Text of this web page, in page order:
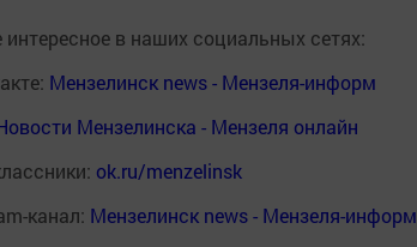
в наших социальных сетях:
Мензелинск news - Мензеля-информ
Мензелинска - Мензеля онлайн
ok.ru/menzelinsk
канал: Мензелинск news - Мензеля-информ